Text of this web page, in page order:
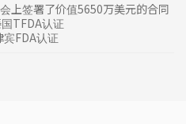
上签署了价值5650万美元的合同
TFDA认证
FDA认证